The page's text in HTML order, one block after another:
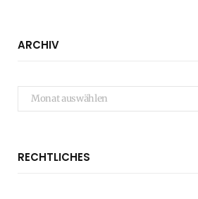
ARCHIV
Archiv
RECHTLICHES